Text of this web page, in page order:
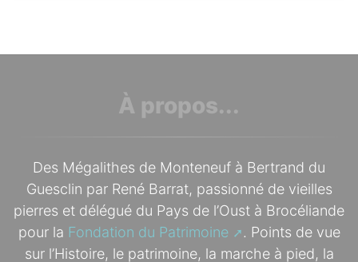
À propos...
Des Mégalithes de Monteneuf à Bertrand du
Guesclin par René Barrat, passionné de vieilles
pierres et délégué du Pays de l’Oust à Brocéliande
pour la Fondation du Patrimoine
. Points de vue
sur l’Histoire, le patrimoine, la marche à pied, la